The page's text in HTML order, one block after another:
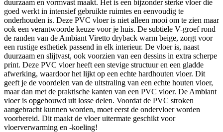
duurzaam en vormvast maakt. Het is een bijzonder sterke vloer die
goed werkt in intensief gebruikte ruimtes en eenvoudig te
onderhouden is. Deze PVC vloer is niet alleen mooi om te zien maar
ook een verantwoorde keuze voor je huis. De subtiele V-groef rond
de randen van de Ambiant Viretto dryback warm beige, zorgt voor
een rustige esthetiek passend in elk interieur. De vloer is, naast
duurzaam en slijtvast, ook voorzien van een dessins in extra scherpe
print. Deze PVC vloer heeft een stevige structuur en een gladde
afwerking, waardoor het lijkt op een echte hardhouten vloer. Dit
geeft je de voordelen van de uitstraling van een echte houten vloer,
maar dan met de praktische kanten van een PVC vloer. De Ambiant
vloer is opgebouwd uit losse delen. Voordat de PVC stroken
aangebracht kunnen worden, moet eerst de ondervloer worden
voorbereid. Dit maakt de vloer uitermate geschikt voor
vloerverwarming en -koeling!